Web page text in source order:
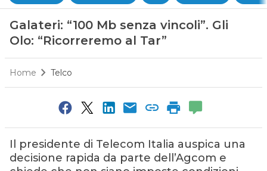
Galateri: “100 Mb senza vincoli”. Gli
Olo: “Ricorreremo al Tar”
Home Telco
Il presidente di Telecom Italia auspica una
decisione rapida da parte dell’Agcom e